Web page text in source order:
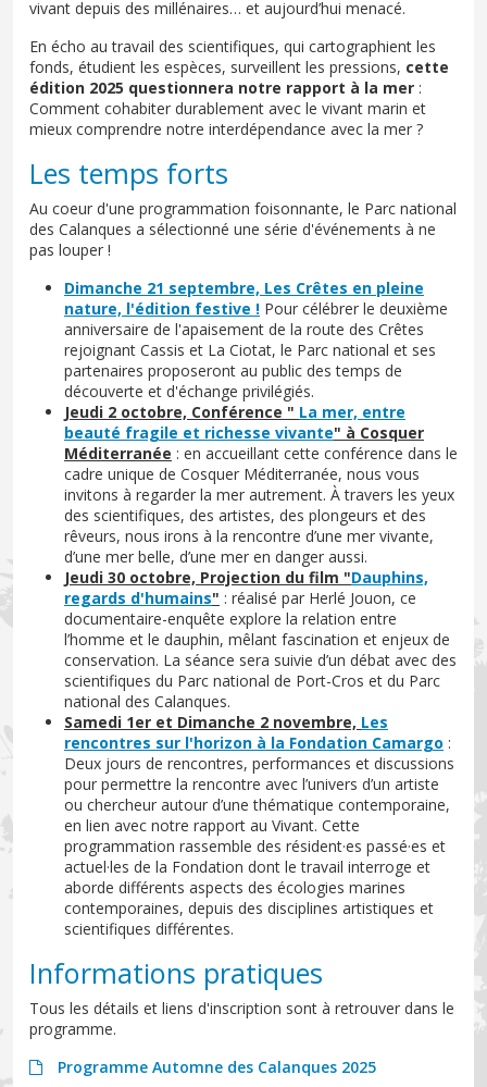
vivant depuis des millénaires… et aujourd’hui menacé.
En écho au travail des scientifiques, qui cartographient les
fonds, étudient les espèces, surveillent les pressions, cette
édition 2025 questionnera notre rapport à la mer :
Comment cohabiter durablement avec le vivant marin et
mieux comprendre notre interdépendance avec la mer ?
Les temps forts
Au coeur d'une programmation foisonnante, le Parc national
des Calanques a sélectionné une série d'événements à ne
pas louper !
Dimanche 21 septembre, Les Crêtes en pleine
nature, l'édition festive ! Pour célébrer le deuxième
anniversaire de l'apaisement de la route des Crêtes
rejoignant Cassis et La Ciotat, le Parc national et ses
partenaires proposeront au public des temps de
découverte et d'échange privilégiés.
Jeudi 2 octobre, Conférence " La mer, entre
beauté fragile et richesse vivante" à Cosquer
Méditerranée : en accueillant cette conférence dans le
cadre unique de Cosquer Méditerranée, nous vous
invitons à regarder la mer autrement. À travers les yeux
des scientifiques, des artistes, des plongeurs et des
rêveurs, nous irons à la rencontre d’une mer vivante,
d’une mer belle, d’une mer en danger aussi.
Jeudi 30 octobre, Projection du film "Dauphins,
regards d'humains" : réalisé par Herlé Jouon, ce
documentaire-enquête explore la relation entre
l’homme et le dauphin, mêlant fascination et enjeux de
conservation. La séance sera suivie d’un débat avec des
scientifiques du Parc national de Port-Cros et du Parc
national des Calanques.
Samedi 1er et Dimanche 2 novembre, Les
rencontres sur l'horizon à la Fondation Camargo :
Deux jours de rencontres, performances et discussions
pour permettre la rencontre avec l’univers d’un artiste
ou chercheur autour d’une thématique contemporaine,
en lien avec notre rapport au Vivant. Cette
programmation rassemble des résident·es passé·es et
actuel·les de la Fondation dont le travail interroge et
aborde différents aspects des écologies marines
contemporaines, depuis des disciplines artistiques et
scientifiques différentes.
Informations pratiques
Tous les détails et liens d'inscription sont à retrouver dans le
programme.
Programme Automne des Calanques 2025